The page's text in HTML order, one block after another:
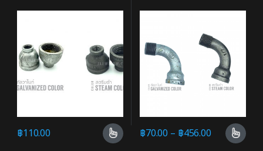
฿110.00 ฿70.00 – ฿456.00